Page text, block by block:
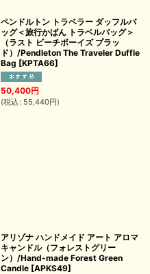
ペンドルトン トラベラー ダッフルバ
ッグ＜旅行かばん トラベルバッグ＞
（ラスト ビーチボーイズ プラッ
ド）/Pendleton The Traveler Duffle
Bag [KPTA66]
50,400円
(税込 : 55,440円)
アリゾナ ハンドメイド アート アロマ
キャンドル（フォレストグリー
ン）/Hand-made Forest Green
Candle [APKS49]